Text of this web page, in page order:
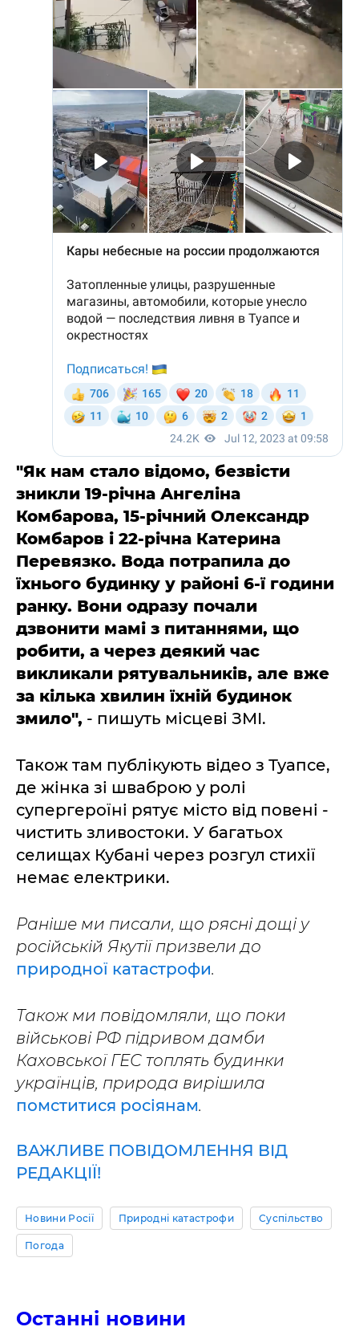
"Як нам стало відомо, безвісти
зникли 19-річна Ангеліна
Комбарова, 15-річний Олександр
Комбаров і 22-річна Катерина
Перевязко. Вода потрапила до
їхнього будинку у районі 6-ї години
ранку. Вони одразу почали
дзвонити мамі з питаннями, що
робити, а через деякий час
викликали рятувальників, але вже
за кілька хвилин їхній будинок
змило", - пишуть місцеві ЗМІ.
Також там публікують відео з Туапсе,
де жінка зі шваброю у ролі
супергероїні рятує місто від повені -
чистить зливостоки. У багатьох
селищах Кубані через розгул стихії
немає електрики.
Раніше ми писали, що рясні дощі у
російській Якутії призвели до
природної катастрофи.
Також ми повідомляли, що поки
військові РФ підривом дамби
Каховської ГЕС топлять будинки
українців, природа вирішила
помститися росіянам.
ВАЖЛИВЕ ПОВІДОМЛЕННЯ ВІД
РЕДАКЦІЇ!
Новини Росії Природні катастрофи Суспільство
Погода
Останні новини